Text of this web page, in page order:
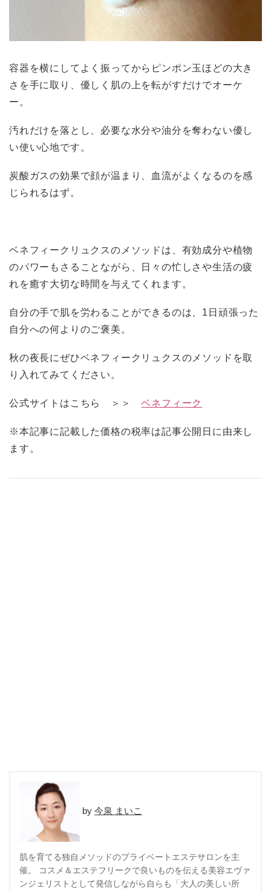
容器を横にしてよく振ってからピンポン玉ほどの大き
さを手に取り、優しく肌の上を転がすだけでオーケ
ー。
汚れだけを落とし、必要な水分や油分を奪わない優し
い使い心地です。
炭酸ガスの効果で顔が温まり、血流がよくなるのを感
じられるはず。
ベネフィークリュクスのメソッドは、有効成分や植物
のパワーもさることながら、日々の忙しさや生活の疲
れを癒す大切な時間を与えてくれます。
自分の手で肌を労わることができるのは、1日頑張った
自分への何よりのご褒美。
秋の夜長にぜひベネフィークリュクスのメソッドを取
り入れてみてください。
公式サイトはこちら ＞＞ベネフィーク
※本記事に記載した価格の税率は記事公開日に由来し
ます。
今泉 まいこ
肌を育てる独自メソッドのプライベートエステサロンを主
催。 コスメ＆エステフリークで良いものを伝える美容エヴァ
ンジェリストとして発信しながら自らも「大人の美しい所